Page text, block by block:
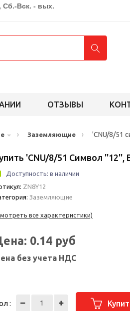
Сб.-Вск. - вых.
ОТЗЫВЫ
› Заземляющие › 'CNU/8/51
'CNU/8/51 Символ
Доступность: в наличии
ZN8Y12
Заземляющие
все характеристики)
0.14 руб
без учета НДС
: